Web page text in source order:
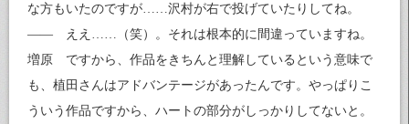
な方もいたのですが……沢村が右で投げていたりしてね。
—— ええ……（笑）。それは根本的に間違っていますね。
増原 ですから、作品をきちんと理解しているという意味で
も、植田さんはアドバンテージがあったんです。やっぱりこ
ういう作品ですから、ハートの部分がしっかりしてないと。